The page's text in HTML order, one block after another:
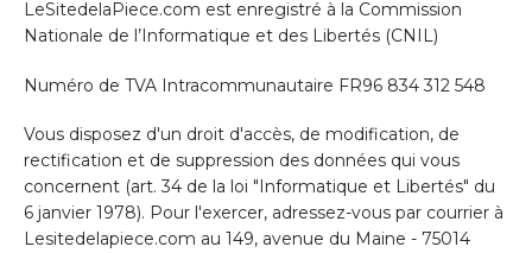
LeSitedelaPiece.com est enregistré à la Commission
Nationale de l’Informatique et des Libertés (CNIL)
Numéro de TVA Intracommunautaire FR96 834 312 548
Vous disposez d'un droit d'accès, de modification, de
rectification et de suppression des données qui vous
concernent (art. 34 de la loi "Informatique et Libertés" du
6 janvier 1978). Pour l'exercer, adressez-vous par courrier à
Lesitedelapiece.com au 149, avenue du Maine - 75014